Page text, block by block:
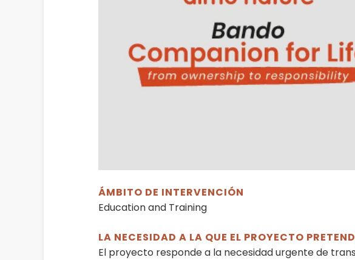
ÁMBITO DE INTERVENCIÓN
Education and Training
LA NECESIDAD A LA QUE EL PROYECTO
El proyecto responde a la necesidad urgente de